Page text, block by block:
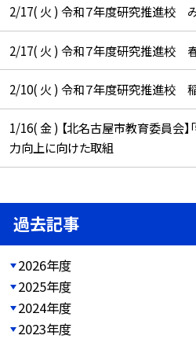
2/17( 火 ) 令和７年度研究推進校
2/17( 火 ) 令和７年度研究推進校
2/10( 火 ) 令和７年度研究推進校
1/16( 金 ) 【北名古屋市教育委員会
力向上に向けた取組
過去記事
2026年度
2025年度
2024年度
2023年度